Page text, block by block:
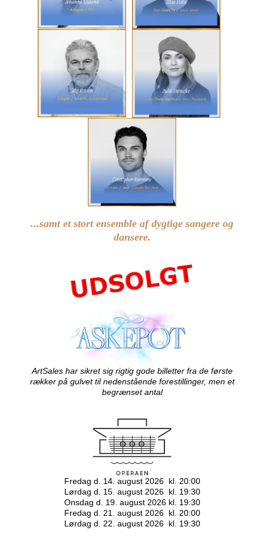
...samt et stort ensemble af dygtige sangere og
dansere.
ArtSales har sikret sig rigtig gode billetter fra de første
rækker på gulvet til nedenstående forestillinger, men et
begrænset antal
Fredag d. 14. august 2026 kl. 20:00
Lørdag d. 15. august 2026 kl. 19:30
Onsdag d. 19. august 2026 kl. 19:30
Fredag d. 21. august 2026 kl. 20:00
Lørdag d. 22. august 2026 kl. 19:30